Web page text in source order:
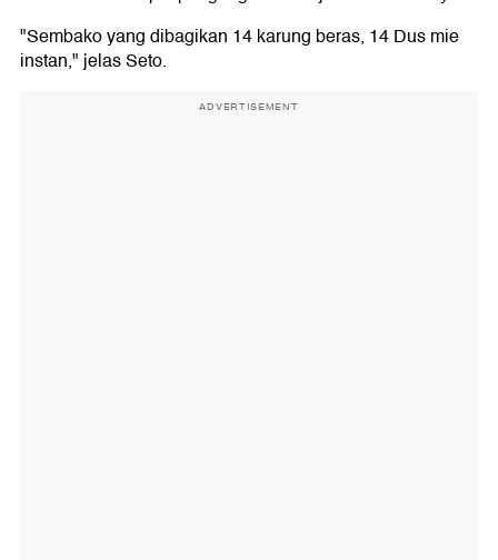
"Sembako yang dibagikan 14 karung beras, 14 Dus mie
instan," jelas Seto.
ADVERTISEMENT